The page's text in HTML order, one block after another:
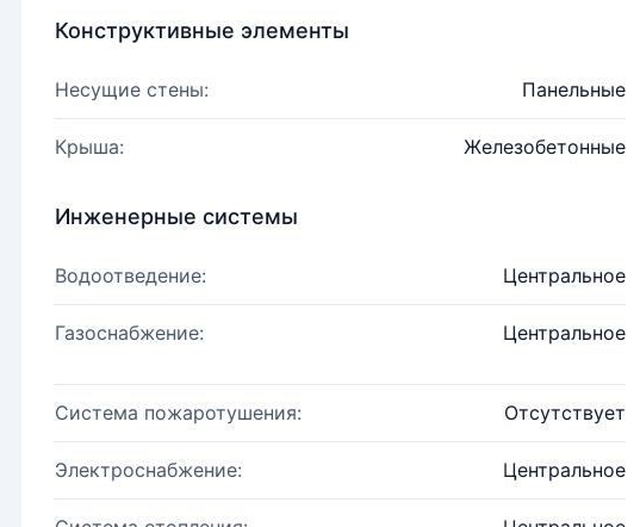
Конструктивные элементы
Несущие стены: Панельные
Крыша: Железобетонные
Инженерные системы
Водоотведение: Центральное
Газоснабжение: Центральное
Система пожаротушения: Отсутствует
Электроснабжение: Центральное